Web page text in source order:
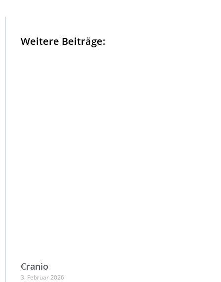
Weitere Beiträge:
Cranio
3. Februar 2026